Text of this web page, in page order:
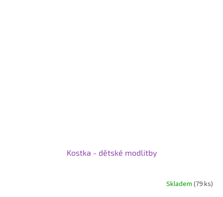
Kostka - dětské modlitby
Skladem(79 ks)